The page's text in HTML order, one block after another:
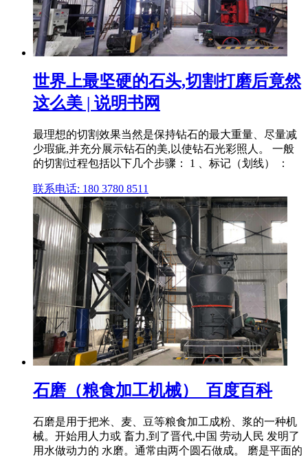
世界上最坚硬的石头,切割打磨后竟然
这么美 | 说明书网
最理想的切割效果当然是保持钻石的最大重量、尽量减
少瑕疵,并充分展示钻石的美,以使钻石光彩照人。 一般
的切割过程包括以下几个步骤： 1 、标记（划线） ：
联系电话: 180 3780 8511
石磨（粮食加工机械）_百度百科
石磨是用于把米、麦、豆等粮食加工成粉、浆的一种机
械。开始用人力或 畜力,到了晋代,中国 劳动人民 发明了
用水做动力的 水磨。通常由两个圆石做成。 磨是平面的